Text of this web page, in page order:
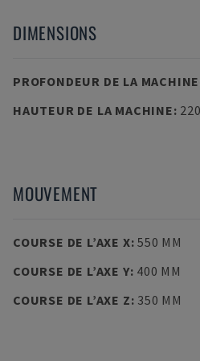
DIMENSIONS
PROFONDEUR DE LA MACHINE
HAUTEUR DE LA MACHINE:
MOUVEMENT
COURSE DE L’AXE X:550 MM
COURSE DE L’AXE Y: 400 MM
COURSE DE L’AXE Z: 350 MM